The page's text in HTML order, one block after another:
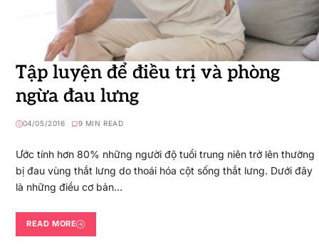
Tập luyện để điều trị và phòng
ngừa đau lưng
04/05/2016 9 MIN READ
Ước tính hơn 80% những người độ tuổi trung niên trở lên thường
bị đau vùng thắt lưng do thoái hóa cột sống thắt lưng. Dưới đây
là những điều cơ bản…
READ MORE